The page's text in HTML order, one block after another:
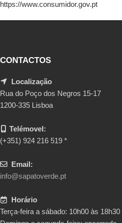
https://www.consumidor.gov.pt
CONTACTOS
Localização
Rua do Poço dos Negros 15-17
1200-335 Lisboa
Telémovel:
(+351) 924 216 519 *
Email:
info@sapatoverde.pt
Horário
Terça-feira a sábado: 10h00 às 18h30